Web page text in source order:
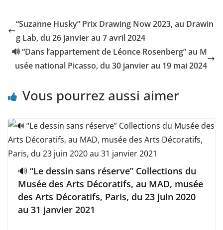
“Suzanne Husky” Prix Drawing Now 2023, au Drawin
g Lab, du 26 janvier au 7 avril 2024
🔊 “Dans l’appartement de Léonce Rosenberg” au M
usée national Picasso, du 30 janvier au 19 mai 2024
Vous pourrez aussi aimer
🔊 “Le dessin sans réserve” Collections du
Musée des Arts Décoratifs, au MAD, musée
des Arts Décoratifs, Paris, du 23 juin 2020
au 31 janvier 2021